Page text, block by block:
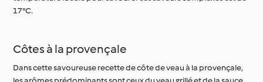
Côtes à la provençale
les arômes prédominants sont ceux du veau grillé et de la sauce
généreusement enrichie en olives vertes,donnant au plat une
texture crémeuse et une saveur prononcée. Ce plat requiert un